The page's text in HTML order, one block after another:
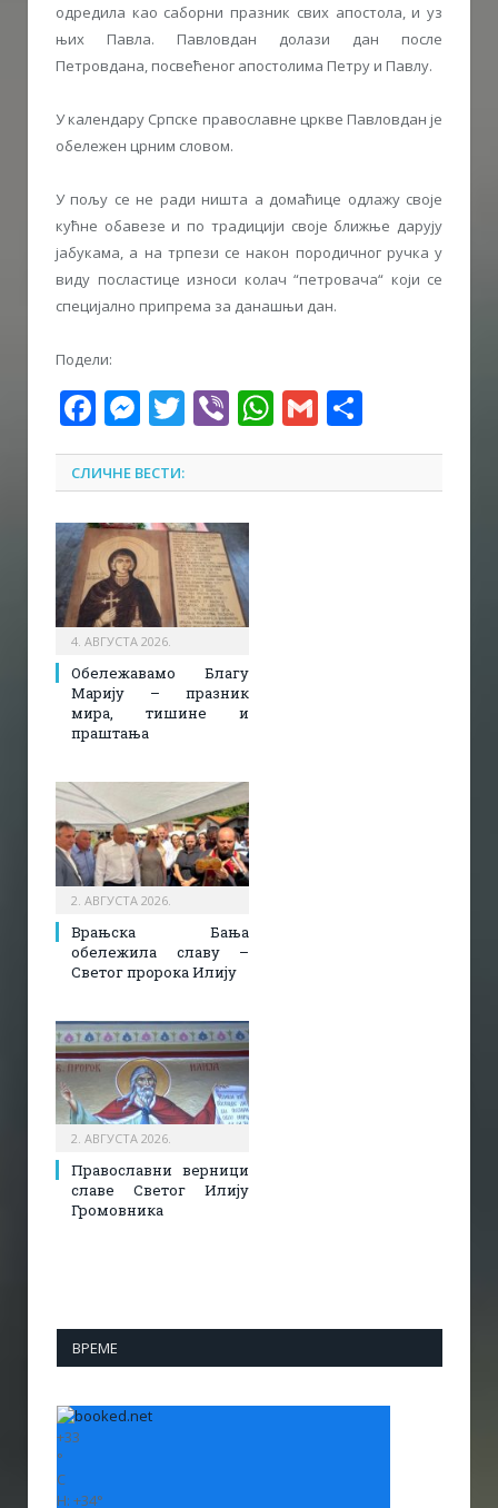
одредила као саборни празник свих апостола, и уз
њих Павла. Павловдан долази дан после
Петровдана, посвећеног апостолима Петру и Павлу.
У календару Српске православне цркве Павловдан је
обележен црним словом.
У пољу се не ради ништа а домаћице одлажу своје
кућне обавезе и по традицији своје ближње дарују
јабукама, а на трпези се након породичног ручка у
виду посластице износи колач “петровача“ који се
специјално припрема за данашњи дан.
Подели:
Facebook
Messenger
Twitter
ViberWhatsApp
Gmail
СЛИЧНЕ ВЕСТИ:
4. АВГУСТА 2026.
Обележавамо Благу
Марију – празник
мира, тишине и
праштања
2. АВГУСТА 2026.
Врањска Бања
обележила славу –
Светог пророка Илију
2. АВГУСТА 2026.
Православни верници
славе Светог Илију
Громовника
ВРЕМЕ
+33
°
C
H: +34°